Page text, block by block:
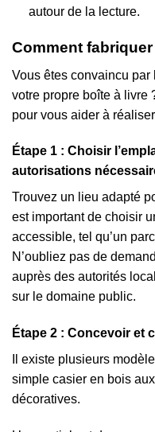
autour de la lecture.
Comment
Vous êtes convaincu
votre propre boîte à livre
pour vous aider à
Étape 1 : Choisir
autorisations
Trouvez un lieu adapté
est important de choisir
accessible, tel qu’un
N’oubliez pas de
auprès des autorités
sur le domaine public.
Étape 2 : Concevoir et
Il existe plusieurs
simple casier en bois
décoratives.